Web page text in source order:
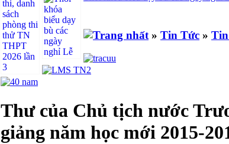
» Tin Tức »
Thư của Chủ tịch nước
giảng năm học mới 2015-